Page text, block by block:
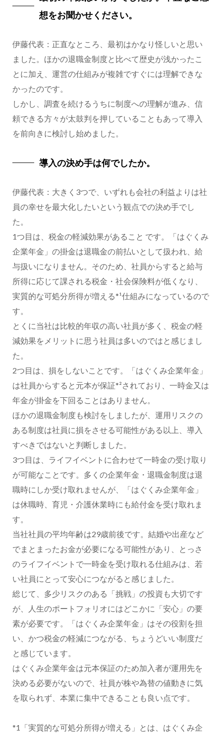
想をお聞かせください。
伊藤代表：正直なところ、最初はかなり怪しいと思い
ました。ほかの退職金制度と比べて歴史が浅かったこ
とに加え、運営の仕組みが複雑ですぐには理解できな
かったのです。
しかし、調査を続けるうちに制度への理解が進み、信
頼できる方々が太鼓判を押していることもあって導入
を前向きに検討し始めました。
導入の決め手は何でしたか。
伊藤代表：大きく3つで、いずれも会社の利益よりは社
員の幸せを最大化したいという観点での決め手でし
た。
1つ目は、税金の軽減効果があること です。「はぐくみ
企業年金」の掛金は退職金の前払いとして扱われ、給
与扱いになりません。そのため、社員からすると給与
所得に応じて課される税金・社会保険料が低くなり、
実質的な可処分所得が増える*¹仕組みになっているので
す。
とくに当社は比較的年収の高い社員が多く、税金の軽
減効果をメリットに思う社員は多いのではと感じまし
た。
2つ目は、損をしないことです。「はぐくみ企業年金」
は社員からすると元本が保証*²されており、一時金又は
年金が掛金を下回ることはありません。
ほかの退職金制度も検討をしましたが、運用リスクの
ある制度は社員に損をさせる可能性がある以上、導入
すべきではないと判断しました。
3つ目は、ライフイベントに合わせて一時金の受け取り
が可能なことです。多くの企業年金・退職金制度は退
職時にしか受け取れませんが、「はぐくみ企業年金」
は休職時、育児・介護休業時にも給付金を受け取れま
す。
当社社員の平均年齢は29歳前後です。結婚や出産など
でまとまったお金が必要になる可能性があり、とっさ
のライフイベントで一時金を受け取れる仕組みは、若
い社員にとって安心につながると感じました。
総じて、多少リスクのある「挑戦」の投資も大切です
が、人生のポートフォリオにはどこかに「安心」の要
素が必要です。「はぐくみ企業年金」はその役割を担
い、かつ税金の軽減につながる、ちょうどいい制度だ
と感じています。
はぐくみ企業年金は元本保証のため加入者が運用先を
決める必要がないので、社員が株や為替の値動きに気
を取られず、本業に集中できることも良い点です。
*1「実質的な可処分所得が増える」とは、はぐくみ企